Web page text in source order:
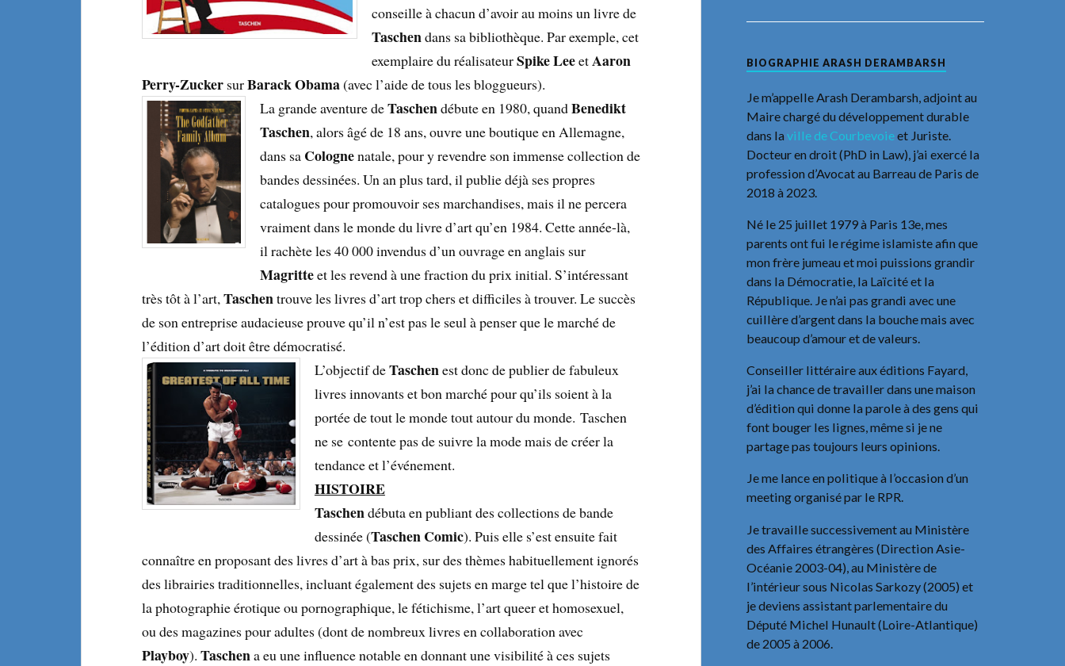
conseille à chacun d’avoir au moins un livre de
Taschendans sa bibliothèque. Par exemple, cet
exemplaire du réalisateurSpike LeeetAaron
Perry-Zucker surBarack Obama(avec l’aide de tous les bloggueurs).
La grande aventure deTaschendébute en 1980, quandBenedikt
Taschen, alors âgé de 18 ans, ouvre une boutique en Allemagne,
dans sa Colognenatale, pour y revendre son immense collection de
bandes dessinées. Un an plus tard, il publie déjà ses propres
catalogues pour promouvoir ses marchandises, mais il ne percera
vraiment dans le monde du livre d’art qu’en 1984. Cette année-là,
il rachète les 40 000 invendus d’un ouvrage en anglais sur
Magritteet les revend à une fraction du prix initial. S’intéressant
très tôt à l’art,Taschentrouve les livres d’art trop chers et difficiles à trouver. Le succès
de son entreprise audacieuse prouve qu’il n’est pas le seul à penser que le marché de
l’édition d’art doit être démocratisé.
L’objectif deTaschenest donc de publier de fabuleux
livres innovants et bon marché pour qu’ils soient à la
portée de tout le monde tout autour du monde. Taschen
ne se contente pas de suivre la mode mais de créer la
tendance et l’événement.
HISTOIRE
Taschendébuta en publiant des collections de bande
dessinée (Taschen Comic). Puis elle s’est ensuite fait
connaître en proposant des livres d’art à bas prix, sur des thèmes habituellement ignorés
des librairies traditionnelles, incluant également des sujets en marge tel que l’histoire de
la photographie érotique ou pornographique, le fétichisme, l’art queer et homosexuel,
ou des magazines pour adultes (dont de nombreux livres en collaboration avec
Playboy).Taschena eu une influence notable en donnant une visibilité à ces sujets
BIOGRAPHIE ARASH DERAMBARSH
Je m’appelle Arash Derambarsh, adjoint au
Maire chargé du développement durable
dans laville de Courbevoieet Juriste.
Docteur en droit (PhD in Law), j’ai exercé la
profession d’Avocat au Barreau de Paris de
2018 à 2023.
Né le 25 juillet 1979 à Paris 13e, mes
parents ont fui le régime islamiste afin que
mon frère jumeau et moi puissions grandir
dans la Démocratie, la Laïcité et la
République. Je n’ai pas grandi avec une
cuillère d’argent dans la bouche mais avec
beaucoup d’amour et de valeurs.
Conseiller littéraire aux éditions Fayard,
j’ai la chance de travailler dans une maison
d’édition qui donne la parole à des gens qui
font bouger les lignes, même si je ne
partage pas toujours leurs opinions.
Je me lance en politique à l’occasion d’un
meeting organisé par le RPR.
Je travaille successivement au Ministère
des Affaires étrangères (Direction Asie-
Océanie 2003-04), au Ministère de
l’intérieur sous Nicolas Sarkozy (2005) et
je deviens assistant parlementaire du
Député Michel Hunault (Loire-Atlantique)
de 2005 à 2006.